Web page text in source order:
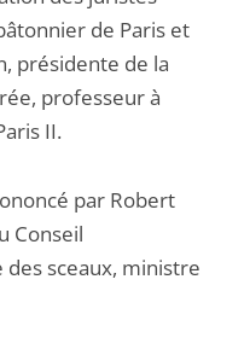
de Paris et
présidente de la
professeur à
II.
par Robert
Conseil
sceaux, ministre